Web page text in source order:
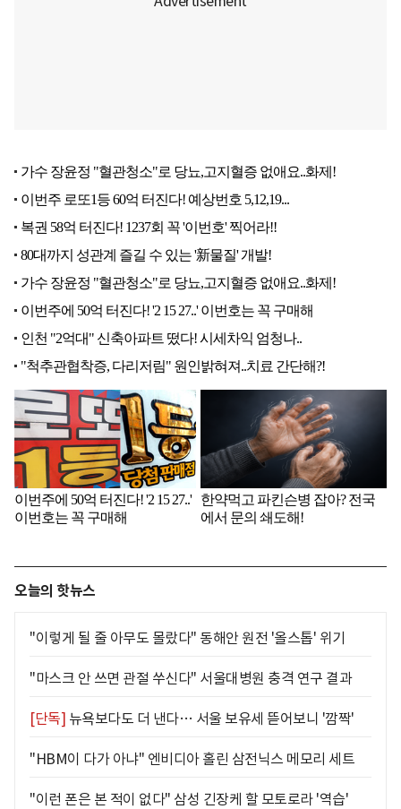
오늘의 핫뉴스
"이렇게 될 줄 아무도 몰랐다" 동해안 원전 '올스톱' 위기
"마스크 안 쓰면 관절 쑤신다" 서울대병원 충격 연구 결과
[단독] 뉴욕보다도 더 낸다… 서울 보유세 뜯어보니 '깜짝'
"HBM이 다가 아냐" 엔비디아 홀린 삼전닉스 메모리 세트
"이런 폰은 본 적이 없다" 삼성 긴장케 할 모토로라 '역습'